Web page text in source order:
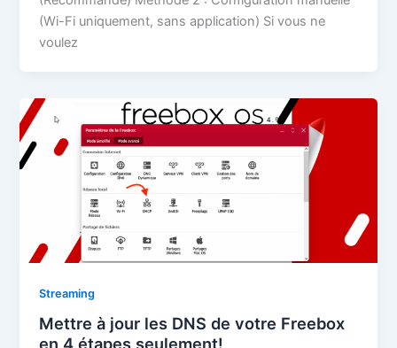
(Wi-Fi uniquement, sans application) Si vous ne
voulez
Streaming
Mettre à jour les DNS de votre Freebox
en 4 étapes seulement!